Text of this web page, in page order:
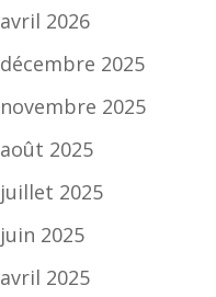
avril 2026
décembre 2025
novembre 2025
août 2025
juillet 2025
juin 2025
avril 2025